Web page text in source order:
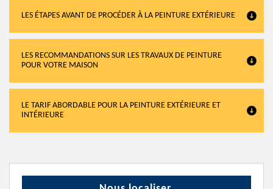
LES ÉTAPES AVANT DE PROCÉDER À LA PEINTURE EXTÉRIEURE
LES RECOMMANDATIONS SUR LES TRAVAUX DE PEINTURE
POUR VOTRE MAISON
LE TARIF ABORDABLE POUR LA PEINTURE EXTÉRIEURE ET
INTÉRIEURE